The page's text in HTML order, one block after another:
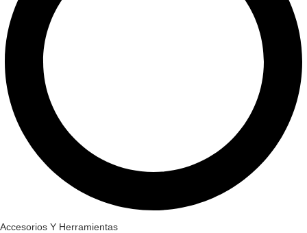
Accesorios Y Herramientas